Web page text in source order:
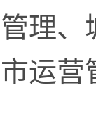
理
运